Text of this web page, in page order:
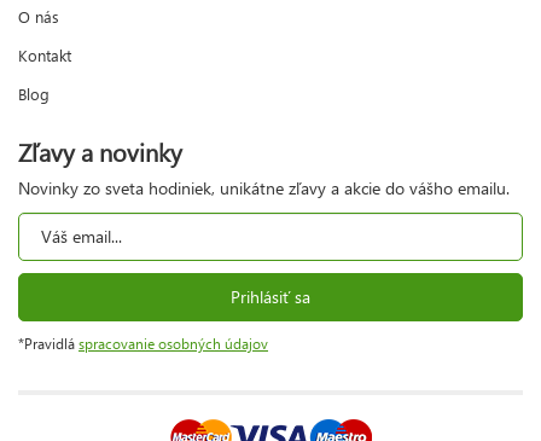
O nás
Kontakt
Blog
Zľavy a novinky
Novinky zo sveta hodiniek, unikátne zľavy a akcie do vášho emailu.
Prihlásiť sa
*Pravidlá spracovanie osobných údajov